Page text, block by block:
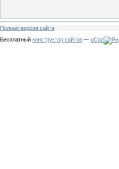
Полная версия сайта
Бесплатный конструктор сайтов — uCoz